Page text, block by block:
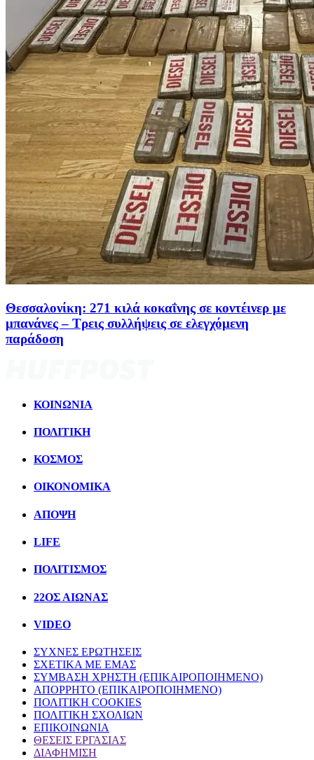
Θεσσαλονίκη: 271 κιλά κοκαΐνης σε κοντέινερ με
μπανάνες – Τρεις συλλήψεις σε ελεγχόμενη
παράδοση
ΚΟΙΝΩΝΙΑ
ΠΟΛΙΤΙΚΗ
ΚΟΣΜΟΣ
ΟΙΚΟΝΟΜΙΚΑ
ΑΠΟΨΗ
LIFE
ΠΟΛΙΤIΣΜΟΣ
22ΟΣ ΑΙΩΝΑΣ
VIDEO
ΣΥΧΝΕΣ ΕΡΩΤΗΣΕΙΣ
ΣΧΕΤΙΚΑ ΜΕ ΕΜΑΣ
ΣΥΜΒΑΣΗ ΧΡΗΣΤΗ (ΕΠΙΚΑΙΡΟΠΟΙΗΜΕΝΟ)
ΑΠΟΡΡΗΤΟ (ΕΠΙΚΑΙΡΟΠΟΙΗΜΕΝΟ)
ΠΟΛΙΤΙΚΗ COOKIES
ΠΟΛΙΤΙΚΗ ΣΧΟΛΙΩΝ
ΕΠΙΚΟΙΝΩΝΙΑ
ΘΕΣΕΙΣ ΕΡΓΑΣΙΑΣ
ΔΙΑΦΗΜΙΣΗ